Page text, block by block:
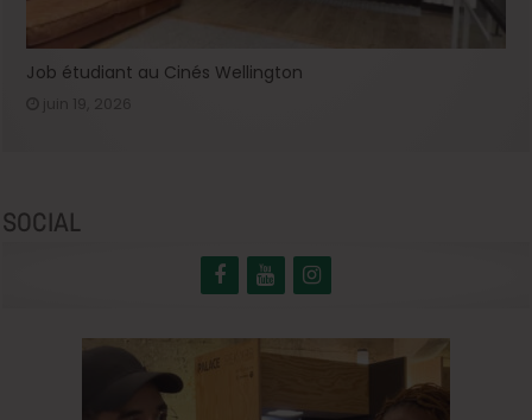
Job étudiant au Cinés Wellington
SOCIAL